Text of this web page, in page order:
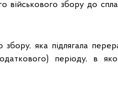
військового збору до
збору, яка підлягала
періоду, в